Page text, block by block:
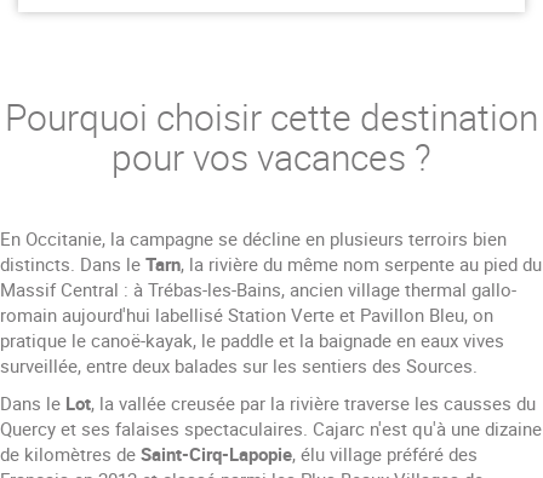
Pourquoi choisir cette destination
pour vos vacances ?
En Occitanie, la campagne se décline en plusieurs terroirs bien
distincts. Dans le Tarn, la rivière du même nom serpente au pied du
Massif Central : à Trébas-les-Bains, ancien village thermal gallo-
romain aujourd'hui labellisé Station Verte et Pavillon Bleu, on
pratique le canoë-kayak, le paddle et la baignade en eaux vives
surveillée, entre deux balades sur les sentiers des Sources.
Dans le Lot, la vallée creusée par la rivière traverse les causses du
Quercy et ses falaises spectaculaires. Cajarc n'est qu'à une dizaine
de kilomètres de Saint-Cirq-Lapopie, élu village préféré des